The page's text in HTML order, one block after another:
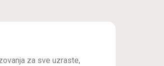
za sve uzraste,